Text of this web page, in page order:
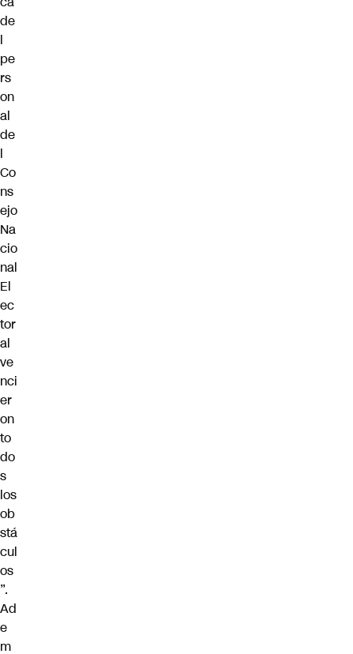
de
l
pe
rs
on
al
de
l
Co
ns
ejo
Na
cio
nal
El
ec
tor
al
ve
nci
er
on
to
do
s
los
ob
stá
cul
os
”.
Ad
e
m